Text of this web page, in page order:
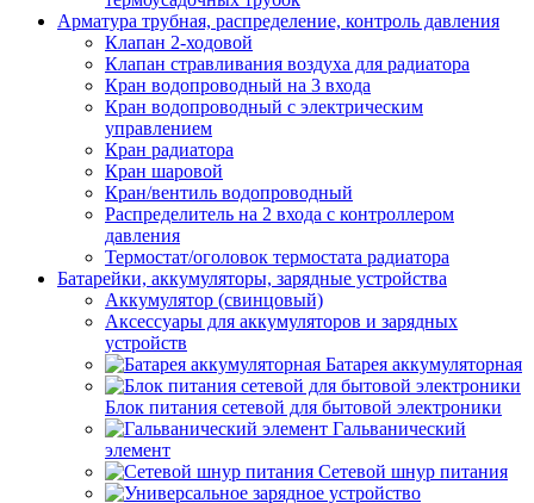
Арматура трубная, распределение, контроль давления
Клапан 2-ходовой
Клапан стравливания воздуха для радиатора
Кран водопроводный на 3 входа
Кран водопроводный с электрическим
управлением
Кран радиатора
Кран шаровой
Кран/вентиль водопроводный
Распределитель на 2 входа с контроллером
давления
Термостат/оголовок термостата радиатора
Батарейки, аккумуляторы, зарядные устройства
Аккумулятор (свинцовый)
Аксессуары для аккумуляторов и зарядных
устройств
Батарея аккумуляторная
Блок питания сетевой для бытовой электроники
Гальванический
элемент
Сетевой шнур питания